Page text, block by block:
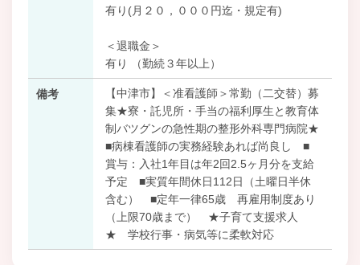
有り(月２０，０００円迄・規定有)
＜退職金＞
有り （勤続３年以上）
備考
【中津市】＜准看護師＞常勤（二交替）募
集★寮・託児所・手当の福利厚生と教育体
制バツグンの急性期の整形外科専門病院★
■病棟看護師の実務経験あれば尚良し ■
賞与：入社1年目は年2回2.5ヶ月分を支給
予定 ■実質年間休日112日（土曜日半休
含む） ■定年一律65歳 再雇用制度あり
（上限70歳まで） ★子育て支援求人
★ 学校行事・病気等に柔軟対応